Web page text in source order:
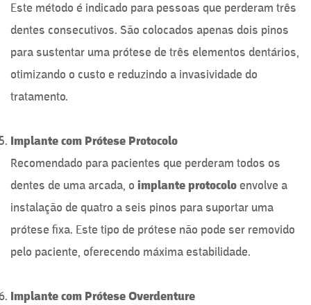
Este método é indicado para pessoas que perderam três
dentes consecutivos. São colocados apenas dois pinos
para sustentar uma prótese de três elementos dentários,
otimizando o custo e reduzindo a invasividade do
tratamento.
Implante com Prótese Protocolo
Recomendado para pacientes que perderam todos os
dentes de uma arcada, o implante protocolo envolve a
instalação de quatro a seis pinos para suportar uma
prótese fixa. Este tipo de prótese não pode ser removido
pelo paciente, oferecendo máxima estabilidade.
Implante com Prótese Overdenture